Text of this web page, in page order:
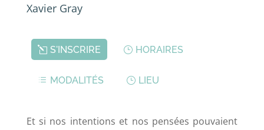
Xavier Gray
S'INSCRIRE HORAIRES
MODALITÉS LIEU
Et si nos intentions et nos pensées pouvaient